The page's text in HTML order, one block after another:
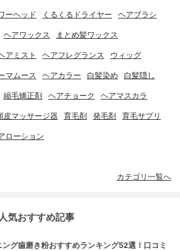
ーヘッド くるくるドライヤー ヘアブラシ
ヘアワックス まとめ髪ワックス
アミスト ヘアフレグランス ウィッグ
マムース ヘアカラー 白髪染め 白髪隠し
縮毛矯正剤 ヘアチョーク ヘアマスカラ
皮マッサージ器 育毛剤 発毛剤 育毛サプリ
ローション
カテゴリ一覧へ
気おすすめ記事
ング歯磨き粉おすすめランキング52選！口コミ